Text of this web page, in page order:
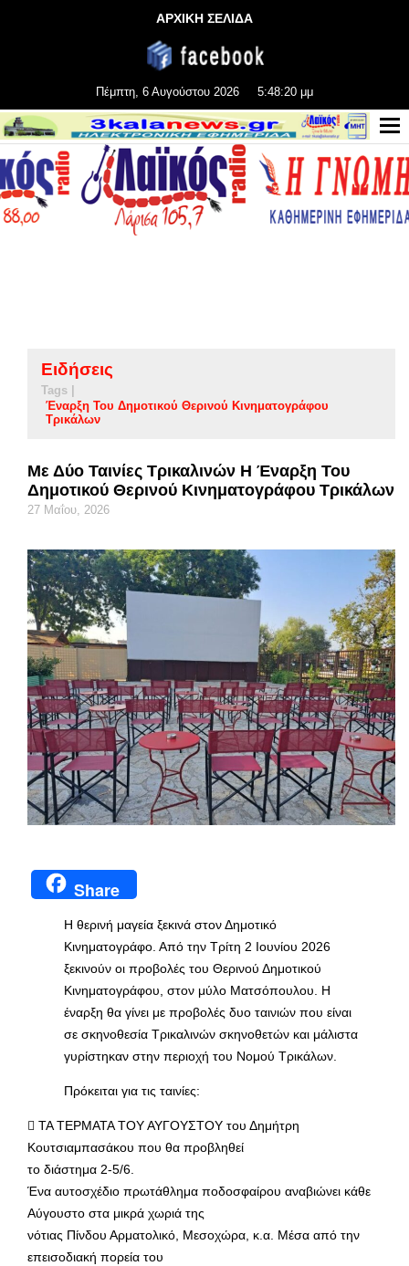
ΑΡΧΙΚΗ ΣΕΛΙΔΑ
Πέμπτη, 6 Αυγούστου 2026 5:48:20 μμ
Ειδήσεις
Tags |
Έναρξη Του Δημοτικού Θερινού Κινηματογράφου
Τρικάλων
Με Δύο Ταινίες Τρικαλινών Η Έναρξη Του
Δημοτικού Θερινού Κινηματογράφου Τρικάλων
27 Μαΐου, 2026
Share
Η θερινή μαγεία ξεκινά στον Δημοτικό
Κινηματογράφο. Από την Τρίτη 2 Ιουνίου 2026
ξεκινούν οι προβολές του Θερινού Δημοτικού
Κινηματογράφου, στον μύλο Ματσόπουλου. Η
έναρξη θα γίνει με προβολές δυο ταινιών που είναι
σε σκηνοθεσία Τρικαλινών σκηνοθετών και μάλιστα
γυρίστηκαν στην περιοχή του Νομού Τρικάλων.
Πρόκειται για τις ταινίες:
 ΤΑ ΤΕΡΜΑΤΑ ΤΟΥ ΑΥΓΟΥΣΤΟΥ του Δημήτρη
Κουτσιαμπασάκου που θα προβληθεί
το διάστημα 2-5/6.
Ένα αυτοσχέδιο πρωτάθλημα ποδοσφαίρου αναβιώνει κάθε
Αύγουστο στα μικρά χωριά της
νότιας Πίνδου Αρματολικό, Μεσοχώρα, κ.α. Μέσα από την
επεισοδιακή πορεία του